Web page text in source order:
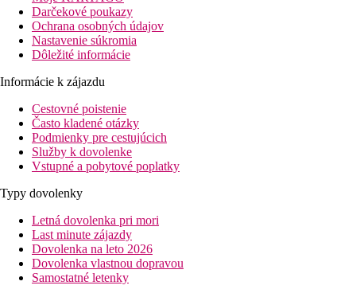
Darčekové poukazy
Ochrana osobných údajov
Nastavenie súkromia
Dôležité informácie
Informácie k zájazdu
Cestovné poistenie
Často kladené otázky
Podmienky pre cestujúcich
Služby k dovolenke
Vstupné a pobytové poplatky
Typy dovolenky
Letná dovolenka pri mori
Last minute zájazdy
Dovolenka na leto 2026
Dovolenka vlastnou dopravou
Samostatné letenky